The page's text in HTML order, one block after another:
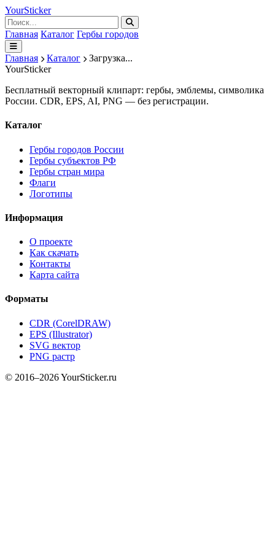
YourSticker
Главная Каталог Гербы городов
Главная Каталог
Загрузка...
YourSticker
Бесплатный векторный клипарт: гербы, эмблемы, символика
России. CDR, EPS, AI, PNG — без регистрации.
Каталог
Гербы городов России
Гербы субъектов РФ
Гербы стран мира
Флаги
Логотипы
Информация
О проекте
Как скачать
Контакты
Карта сайта
Форматы
CDR (CorelDRAW)
EPS (Illustrator)
SVG вектор
PNG растр
© 2016–2026 YourSticker.ru